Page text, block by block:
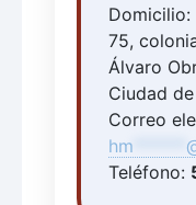
Domicilio:
75,
Álvaro
Ciudad
Correo
hm
Teléfono: